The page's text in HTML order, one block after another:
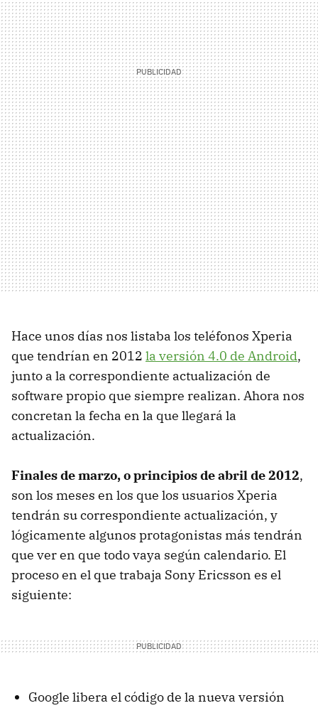
Hace unos días nos listaba los teléfonos Xperia
que tendrían en 2012 la versión 4.0 de Android,
junto a la correspondiente actualización de
software propio que siempre realizan. Ahora nos
concretan la fecha en la que llegará la
actualización.
Finales de marzo, o principios de abril de 2012,
son los meses en los que los usuarios Xperia
tendrán su correspondiente actualización, y
lógicamente algunos protagonistas más tendrán
que ver en que todo vaya según calendario. El
proceso en el que trabaja Sony Ericsson es el
siguiente:
Google libera el código de la nueva versión